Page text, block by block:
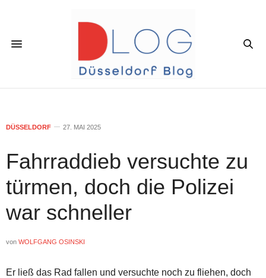
DÜSSELDORF 27. MAI 2025
Fahrraddieb versuchte zu
türmen, doch die Polizei
war schneller
von WOLFGANG OSINSKI
Er ließ das Rad fallen und versuchte noch zu fliehen, doch